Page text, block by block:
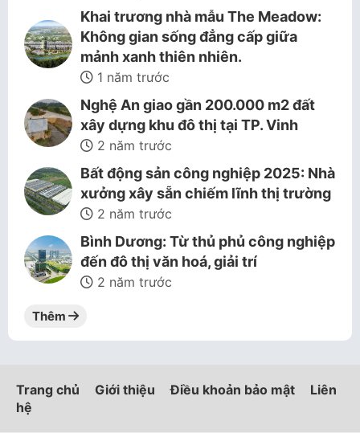
Khai trương nhà mẫu The Meadow:
Không gian sống đẳng cấp giữa
mảnh xanh thiên nhiên.
1 năm trước
Nghệ An giao gần 200.000 m2 đất
xây dựng khu đô thị tại TP. Vinh
2 năm trước
Bất động sản công nghiệp 2025: Nhà
xưởng xây sẵn chiếm lĩnh thị trường
2 năm trước
Bình Dương: Từ thủ phủ công nghiệp
đến đô thị văn hoá, giải trí
2 năm trước
Thêm
Trang chủ Giới thiệu Điều khoản bảo mật
Liên
hệ